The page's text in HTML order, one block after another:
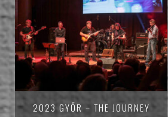
2023 GYŐR – THE JOURNEY